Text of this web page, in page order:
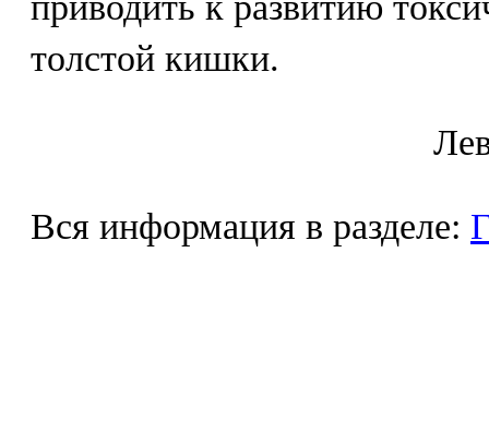
толстой кишки.
Вся информация в разделе: